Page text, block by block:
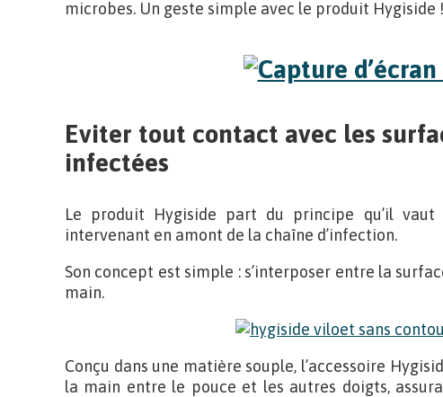
microbes. Un geste simple avec le produit Hygiside !
Eviter tout contact avec les
infectées
Le produit Hygiside part du principe qu’il
intervenant en amont de la chaîne d’infection.
Son concept est simple : s’interposer entre la
main.
Conçu dans une matière souple, l’accessoire
la main entre le pouce et les autres doigts,